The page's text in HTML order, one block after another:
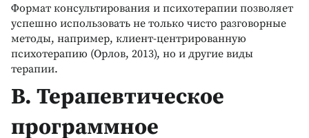
Формат консультирования и психотерапии позволяет
успешно использовать не только чисто разговорные
методы, например, клиент-центрированную
психотерапию (Орлов, 2013), но и другие виды
терапии.
В. Терапевтическое
программное